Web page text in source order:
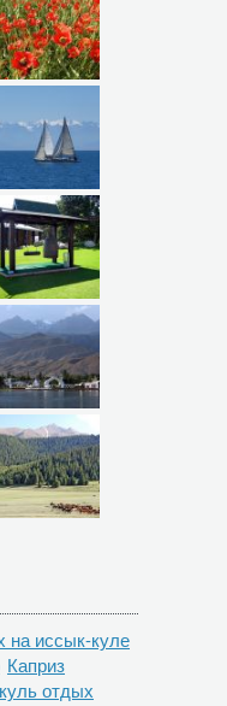
на иссык-куле
Каприз
отдых